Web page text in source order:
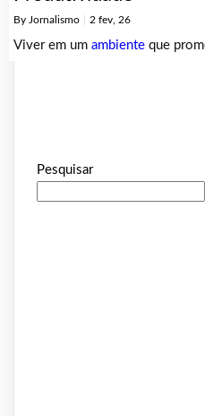
By Jornalismo 2 fev, 26
Viver em um ambiente que
Pesquisar